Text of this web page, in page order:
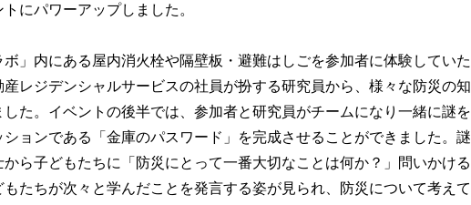
にパワーアップしました。
ボ」内にある屋内消火栓や隔壁板・避難はしごを参加者に体験していた
産レジデンシャルサービスの社員が扮する研究員から、様々な防災の知
た。イベントの後半では、参加者と研究員がチームになり一緒に謎を
ョンである「金庫のパスワード」を完成させることができました。謎
ら子どもたちに「防災にとって一番大切なことは何か？」問いかける
たちが次々と学んだことを発言する姿が見られ、防災について考えて